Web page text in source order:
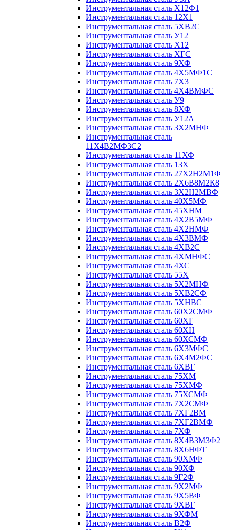
Инструментальная сталь Х12Ф1
Инструментальная сталь 12Х1
Инструментальная сталь 5ХВ2С
Инструментальная сталь У12
Инструментальная сталь Х12
Инструментальная сталь ХГС
Инструментальная сталь 9ХФ
Инструментальная сталь 4Х5МФ1С
Инструментальная сталь 7Х3
Инструментальная сталь 4Х4ВМФС
Инструментальная сталь У9
Инструментальная сталь 8ХФ
Инструментальная сталь У12А
Инструментальная сталь 3Х2МНФ
Инструментальная сталь
11Х4В2МФ3С2
Инструментальная сталь 11ХФ
Инструментальная сталь 13Х
Инструментальная сталь 27Х2Н2М1Ф
Инструментальная сталь 2Х6В8М2К8
Инструментальная сталь 3Х2Н2МВФ
Инструментальная сталь 40Х5МФ
Инструментальная сталь 45ХНМ
Инструментальная сталь 4Х2В5МФ
Инструментальная сталь 4Х2НМФ
Инструментальная сталь 4Х3ВМФ
Инструментальная сталь 4ХВ2С
Инструментальная сталь 4ХМНФС
Инструментальная сталь 4ХС
Инструментальная сталь 55Х
Инструментальная сталь 5Х2МНФ
Инструментальная сталь 5ХВ2СФ
Инструментальная сталь 5ХНВС
Инструментальная сталь 60Х2СМФ
Инструментальная сталь 60ХГ
Инструментальная сталь 60ХН
Инструментальная сталь 60ХСМФ
Инструментальная сталь 6Х3МФС
Инструментальная сталь 6Х4М2ФС
Инструментальная сталь 6ХВГ
Инструментальная сталь 75ХМ
Инструментальная сталь 75ХМФ
Инструментальная сталь 75ХСМФ
Инструментальная сталь 7Х2СМФ
Инструментальная сталь 7ХГ2ВМ
Инструментальная сталь 7ХГ2ВМФ
Инструментальная сталь 7ХФ
Инструментальная сталь 8Х4В3М3Ф2
Инструментальная сталь 8Х6НФТ
Инструментальная сталь 90ХМФ
Инструментальная сталь 90ХФ
Инструментальная сталь 9Г2Ф
Инструментальная сталь 9Х2МФ
Инструментальная сталь 9Х5ВФ
Инструментальная сталь 9ХВГ
Инструментальная сталь 9ХФМ
Инструментальная сталь В2Ф